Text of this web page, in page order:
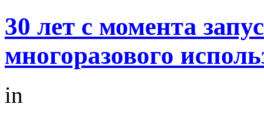
30 лет с момента
многоразового
in